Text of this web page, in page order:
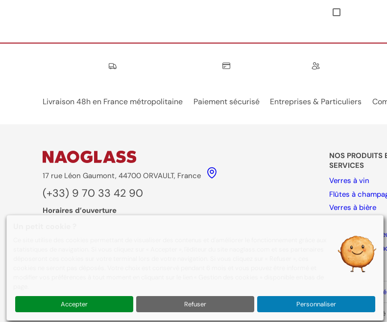
Accepter Refuser Personnaliser
Nos engagements
Livraison 48h en France métropolitaine Paiement sécurisé Entreprises & Particuliers
17 rue Léon Gaumont, 44700 ORVAULT, France
(+33) 9 70 33 42 90
Horaires d’ouverture
NOS PRODUITS
SERVICES
Verres à vin
Flûtes à
Verres à bière
Verres à
Collection By
Accessoires
Politique de confidentialité
© 2026 NAOGLASS. Tous droits réservés.Site